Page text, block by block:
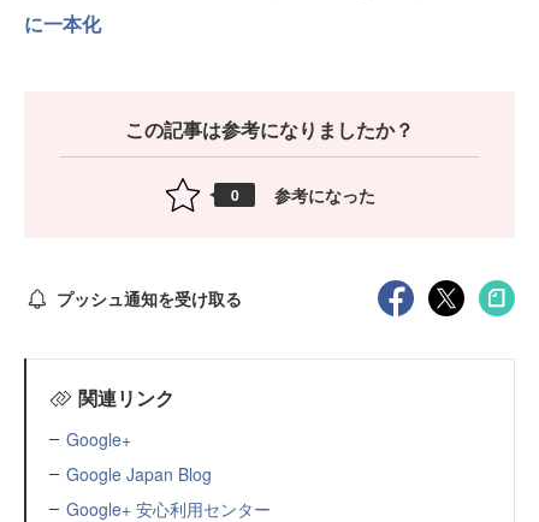
に一本化
この記事は参考になりましたか？
0 参考になった
プッシュ通知を受け取る
関連リンク
Google+
Google Japan Blog
Google+ 安心利用センター